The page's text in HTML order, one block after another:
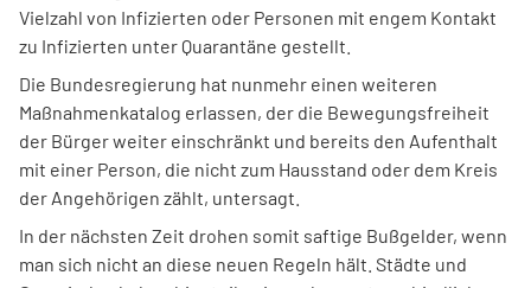
Vielzahl von Infizierten oder Personen mit engem Kontakt
zu Infizierten unter Quarantäne gestellt.
Die Bundesregierung hat nunmehr einen weiteren
Maßnahmenkatalog erlassen, der die Bewegungsfreiheit
der Bürger weiter einschränkt und bereits den Aufenthalt
mit einer Person, die nicht zum Hausstand oder dem Kreis
der Angehörigen zählt, untersagt.
In der nächsten Zeit drohen somit saftige Bußgelder, wenn
man sich nicht an diese neuen Regeln hält. Städte und